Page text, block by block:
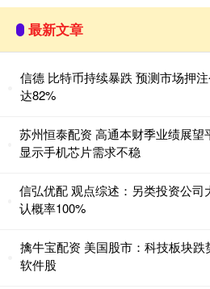
最新文章
信德 比特币持续暴跌 预测市场押
达82%
苏州恒泰配资 高通本财季业绩展望
显示手机芯片需求不稳
信弘优配 观点综述：另类投资公
认概率100%
擒牛宝配资 美国股市：科技板块
软件股